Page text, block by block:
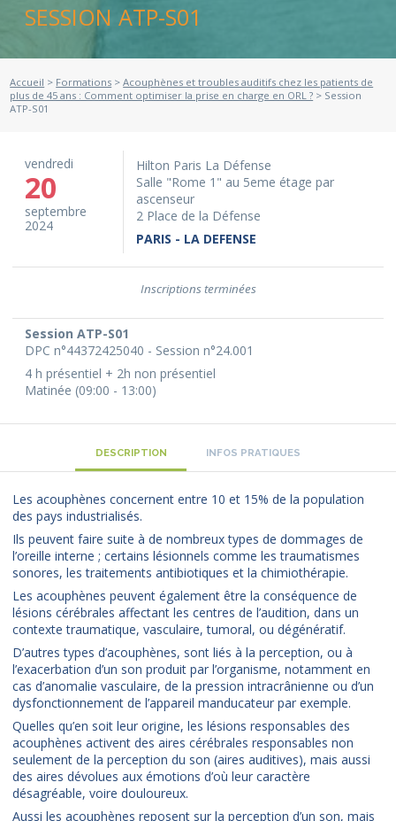
SESSION ATP-S01
Accueil > Formations >Acouphènes et troubles auditifs chez les patients de
plus de 45 ans : Comment optimiser la prise en charge en ORL ? > Session
ATP-S01
vendredi
20
septembre
2024
Hilton Paris La Défense
Salle "Rome 1" au 5eme étage par
ascenseur
2 Place de la Défense
PARIS - LA DEFENSE
Session ATP-S01
DPC n°44372425040 - Session n°24.001
4 h présentiel + 2h non présentiel
Matinée (09:00 - 13:00)
Inscriptions terminées
DESCRIPTION INFOS PRATIQUES
Les acouphènes concernent entre 10 et 15% de la population
des pays industrialisés.
Ils peuvent faire suite à de nombreux types de dommages de
l’oreille interne ; certains lésionnels comme les traumatismes
sonores, les traitements antibiotiques et la chimiothérapie.
Les acouphènes peuvent également être la conséquence de
lésions cérébrales affectant les centres de l’audition, dans un
contexte traumatique, vasculaire, tumoral, ou dégénératif.
D’autres types d’acouphènes, sont liés à la perception, ou à
l’exacerbation d’un son produit par l’organisme, notamment en
cas d’anomalie vasculaire, de la pression intracrânienne ou d’un
dysfonctionnement de l’appareil manducateur par exemple.
Quelles qu’en soit leur origine, les lésions responsables des
acouphènes activent des aires cérébrales responsables non
seulement de la perception du son (aires auditives), mais aussi
des aires dévolues aux émotions d’où leur caractère
désagréable, voire douloureux.
Aussi les acouphènes reposent sur la perception d’un son, mais